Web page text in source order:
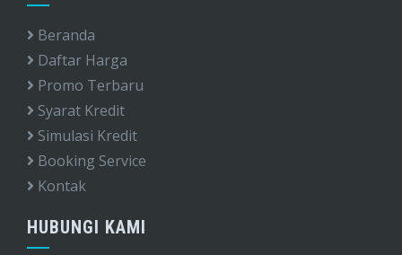
Beranda
Daftar Harga
Promo Terbaru
Syarat Kredit
Simulasi Kredit
Booking Service
Kontak
HUBUNGI KAMI